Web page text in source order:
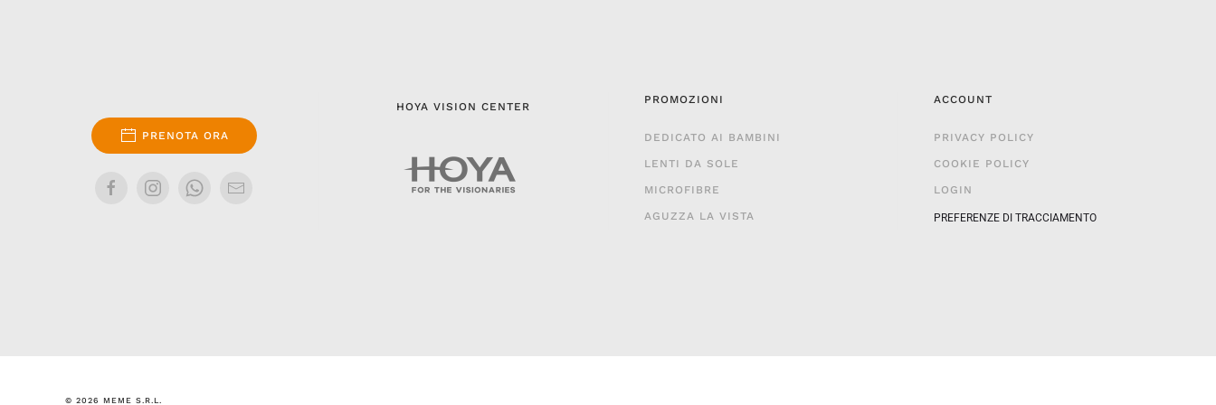
PRENOTA ORA
HOYA VISION CENTER
PROMOZIONI
DEDICATO AI BAMBINI
LENTI DA SOLE
MICROFIBRE
AGUZZA LA VISTA
ACCOUNT
PRIVACY POLICY
COOKIE POLICY
LOGIN
PREFERENZE DI TRACCIAMENTO
© 2026 MEME S.R.L.